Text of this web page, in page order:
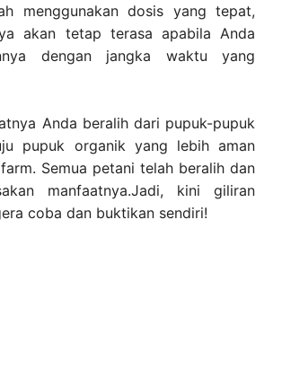
menggunakan dosis yang tepat,
akan tetap terasa apabila Anda
dengan jangka waktu yang
Anda beralih dari pupuk-pupuk
pupuk organik yang lebih aman
Semua petani telah beralih dan
manfaatnya.Jadi, kini giliran
coba dan buktikan sendiri!